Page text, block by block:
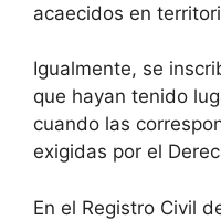
acaecidos en
Igualmente, se
que hayan tenido
cuando las
exigidas por el
En el Registro Civil